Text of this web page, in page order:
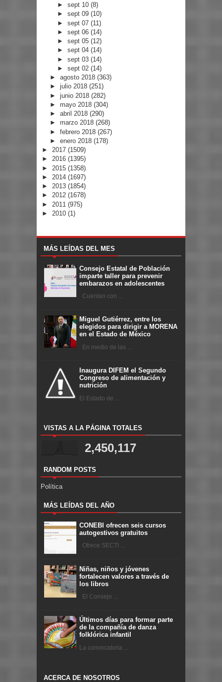
►sept 10(8)
►sept 09(10)
►sept 07(11)
►sept 06(14)
►sept 05(12)
►sept 04(14)
►sept 03(14)
►sept 02(14)
► agosto 2018 (363)
► julio 2018 (251)
► junio 2018 (282)
► mayo 2018 (304)
► abril 2018 (290)
► marzo 2018 (268)
► febrero 2018 (267)
► enero 2018 (178)
► 2017 (1509)
► 2016 (1395)
► 2015 (1358)
► 2014 (1697)
► 2013 (1854)
► 2012 (1678)
► 2011 (975)
► 2010 (1)
MÁS LEÍDAS DEL MES
Consejo Estatal de Población
imparte taller para prevenir
embarazos en adolescentes
Cuentan con ...
Miguel Gutiérrez, entre los
elegidos para dirigir a MORENA
en el Estado de México
En medio de las ...
Inaugura DIFEM el Segundo
Congreso de alimentación y
nutrición
El Estado de ...
VISTAS A LA PÁGINA TOTALES
2,450,117
RANDOM POSTS
Política
MÁS LEÍDAS DEL AÑO
CONEBI ofrecen seis cursos
autogestivos gratuitos
Ofrece SECTI ...
Niñas, niños y jóvenes
fortalecen valores a través de
los libros
El Consejo ...
Últimos días para formar parte
de la compañía de danza
folklórica infantil
La convocatoria ...
ACERCA DE NOSOTROS